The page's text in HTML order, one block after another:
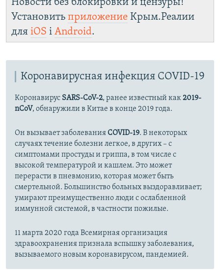
Установить приложение Крым.Реалии
для iOS і Android.
Коронавирусная инфекция COVID-19
Коронавирус SARS-CoV-2, ранее известный как2019-
nCoV, обнаружили в Китае в конце 2019 года.
Он вызывает заболеванияCOVID-19. В некоторых
случаях течение болезни легкое, в других – с
симптомами простуды и гриппа, в том числе с
высокой температурой и кашлем. Это может
перерасти в пневмонию, которая может быть
смертельной. Большинство больных выздоравливает;
умирают преимущественно люди с ослабленной
иммунной системой, в частности пожилые.
11 марта 2020 года Всемирная организация
здравоохранения признала вспышку заболевания,
вызываемого новым коронавирусом, пандемией.